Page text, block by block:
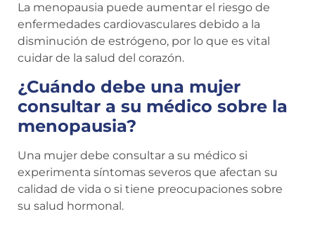
La menopausia puede aumentar el riesgo de
enfermedades cardiovasculares debido a la
disminución de estrógeno, por lo que es vital
cuidar de la salud del corazón.
¿Cuándo debe una mujer
consultar a su médico sobre la
menopausia?
Una mujer debe consultar a su médico si
experimenta síntomas severos que afectan su
calidad de vida o si tiene preocupaciones sobre
su salud hormonal.